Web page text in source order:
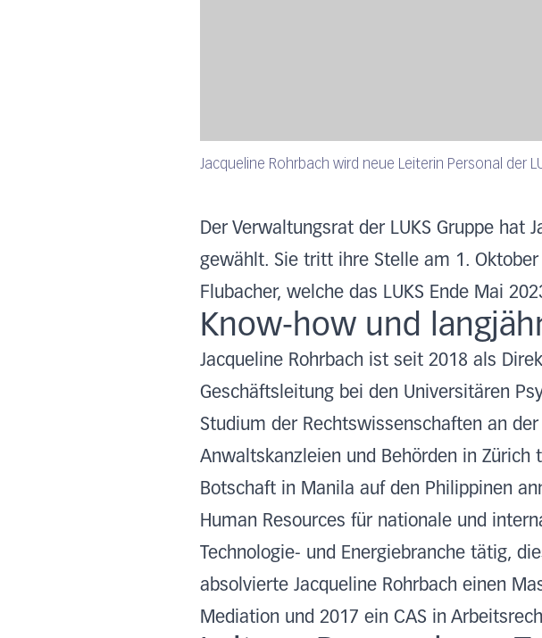
Jacqueline Rohrbach wird neue Leiterin Personal der
Der Verwaltungsrat der LUKS Gruppe hat
gewählt. Sie tritt ihre Stelle am 1.
Flubacher, welche das LUKS Ende Mai
Know-how und
Jacqueline Rohrbach ist seit 2018 als
Geschäftsleitung bei den Universitären
Studium der Rechtswissenschaften an
Anwaltskanzleien und Behörden in
Botschaft in Manila auf den Philippinen
Human Resources für nationale und
Technologie- und Energiebranche tätig,
absolvierte Jacqueline Rohrbach einen
Mediation und 2017 ein CAS in